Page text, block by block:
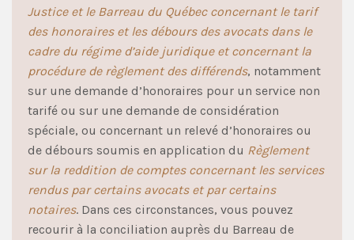
Justice et le Barreau du Québec concernant le tarif
des honoraires et les débours des avocats dans le
cadre du régime d’aide juridique et concernant la
procédure de règlement des différends, notamment
sur une demande d’honoraires pour un service non
tarifé ou sur une demande de considération
spéciale, ou concernant un relevé d’honoraires ou
de débours soumis en application du Règlement
sur la reddition de comptes concernant les services
rendus par certains avocats et par certains
notaires. Dans ces circonstances, vous pouvez
recourir à la conciliation auprès du Barreau de